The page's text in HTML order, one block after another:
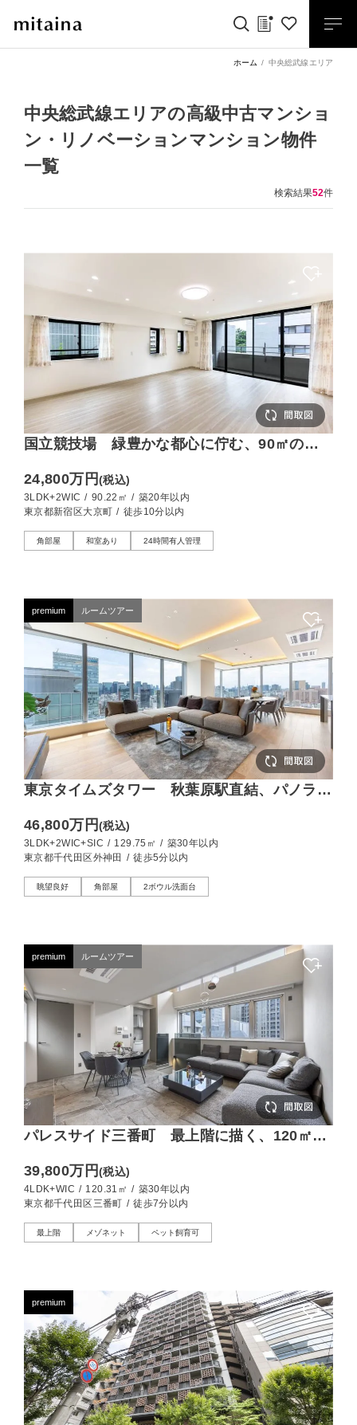
ホーム 中央総武線エリア
中央総武線エリアの高級中古マンショ
ン・リノベーションマンション物件
一覧
検索結果52件
国立競技場 緑豊かな都心に佇む、90㎡の南
24,800万円(税込)
3LDK+2WIC / 90.22㎡ / 築20年以内
東京都新宿区大京町 / 徒歩10分以内
角部屋 和室あり 24時間有人管理
premium ルームツアー
東京タイムズタワー 秋葉原駅直結、パノラマ
46,800万円(税込)
3LDK+2WIC+SIC / 129.75㎡ / 築30年以内
東京都千代田区外神田 / 徒歩5分以内
眺望良好 角部屋 2ボウル洗面台
premium ルームツアー
パレスサイド三番町 最上階に描く、120㎡
39,800万円(税込)
4LDK+WIC / 120.31㎡ / 築30年以内
東京都千代田区三番町 / 徒歩7分以内
最上階 メゾネット ペット飼育可
premium